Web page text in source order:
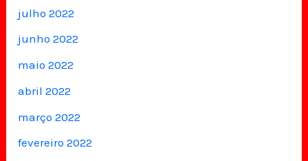
julho 2022
junho 2022
maio 2022
abril 2022
março 2022
fevereiro 2022